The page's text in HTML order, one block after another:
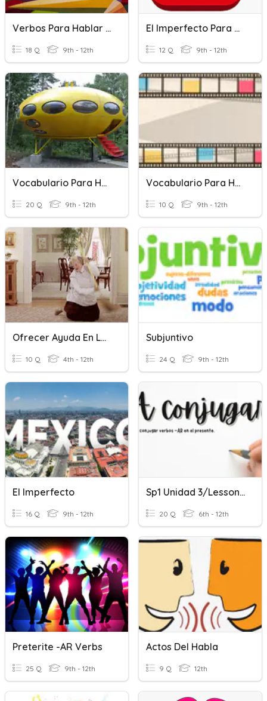
Verbos Para Hablar Del Arte - Conjugados
18 Q 9th - 12th
El Imperfecto Para Hablar Del Pasado
12 Q 9th - 12th
Vocabulario Para Hablar Del Futuro
20 Q 9th - 12th
Vocabulario Para Hablar Del Cine
10 Q 9th - 12th
Ofrecer Ayuda En Las Tareas Del Hogar
10 Q 4th - 12th
Subjuntivo
24 Q 9th - 12th
El Imperfecto
16 Q 9th - 12th
Sp1 Unidad 3/Lesson 6 - MC
20 Q 6th - 12th
Preterite -AR Verbs
25 Q 9th - 12th
Actos Del Habla
9 Q 12th